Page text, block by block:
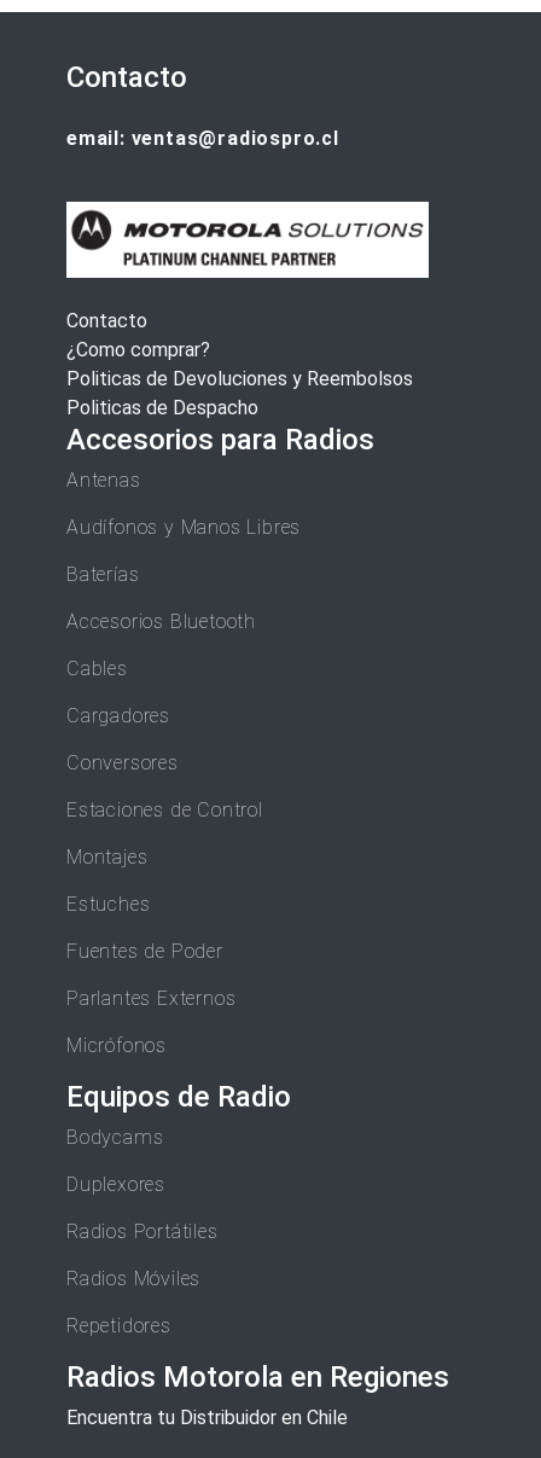
Contacto
email: ventas@radiospro.cl
Contacto
¿Como comprar?
Politicas de Devoluciones y Reembolsos
Politicas de Despacho
Accesorios para Radios
Antenas
Audífonos y Manos Libres
Baterías
Accesorios Bluetooth
Cables
Cargadores
Conversores
Estaciones de Control
Montajes
Estuches
Fuentes de Poder
Parlantes Externos
Micrófonos
Equipos de Radio
Bodycams
Duplexores
Radios Portátiles
Radios Móviles
Repetidores
Radios Motorola en Regiones
Encuentra tu Distribuidor en Chile